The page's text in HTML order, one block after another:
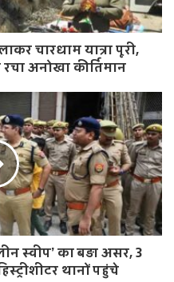
चारधाम यात्रा पूरी,
अनोखा कीर्तिमान
स्वीप’ का बड़ा असर, 3
थानों पहुंचे